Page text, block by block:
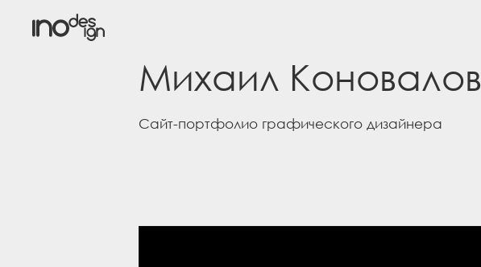
Михаил Коновалов
Сайт-портфолио графического дизайнера